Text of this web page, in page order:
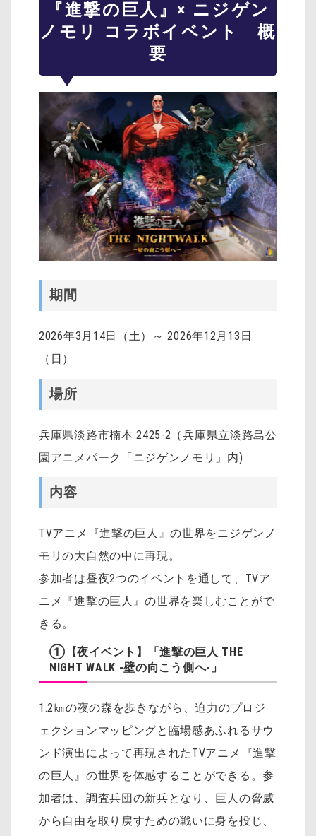
『進撃の巨人』× ニジゲン
ノモリ コラボイベント 概
要
期間
2026年3月14日（土）～ 2026年12月13日
（日）
場所
兵庫県淡路市楠本 2425-2（兵庫県立淡路島公
園アニメパーク「ニジゲンノモリ」内)
内容
TVアニメ『進撃の巨人』の世界をニジゲンノ
モリの大自然の中に再現。
参加者は昼夜2つのイベントを通して、TVア
ニメ『進撃の巨人』の世界を楽しむことがで
きる。
①【夜イベント】「進撃の巨人 THE
NIGHT WALK -壁の向こう側へ-」
1.2㎞の夜の森を歩きながら、迫力のプロジ
ェクションマッピングと臨場感あふれるサウ
ンド演出によって再現されたTVアニメ『進撃
の巨人』の世界を体感することができる。参
加者は、調査兵団の新兵となり、巨人の脅威
から自由を取り戻すための戦いに身を投じ、